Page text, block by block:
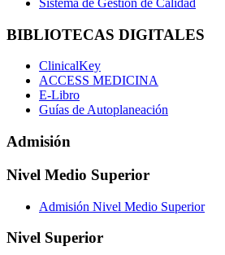
Sistema de Gestión de Calidad
BIBLIOTECAS DIGITALES
ClinicalKey
ACCESS MEDICINA
E-Libro
Guías de Autoplaneación
Admisión
Nivel Medio Superior
Admisión Nivel Medio Superior
Nivel Superior